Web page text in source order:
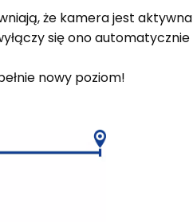
że kamera jest aktywna
się ono automatycznie
nowy poziom!